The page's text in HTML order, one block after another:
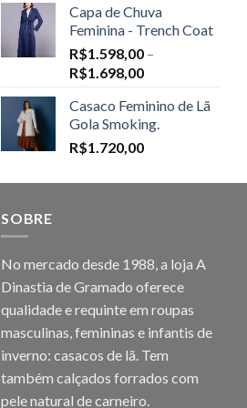
Capa de Chuva
Feminina - Trench Coat
R$1.598,00 –
R$1.698,00Price
R$1.598,00
through
R$1.698,00
Casaco Feminino de Lã
Gola Smoking.
R$1.720,00
SOBRE
No mercado desde 1988, a loja A
Dinastia de Gramado oferece
qualidade e requinte em roupas
masculinas, femininas e infantis de
inverno: casacos de lã. Tem
também calçados forrados com
pele natural de carneiro.